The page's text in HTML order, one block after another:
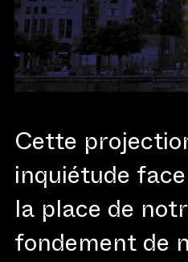
Cette
inquiétude
la place de
fondement de